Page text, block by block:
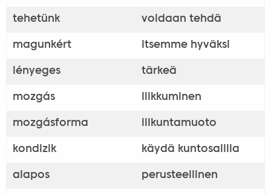
tehetünk voidaan tehdä
magunkért itsemme hyväksi
lényeges tärkeä
mozgás liikkuminen
mozgásforma liikuntamuoto
kondizik käydä kuntosalilla
alapos perusteellinen